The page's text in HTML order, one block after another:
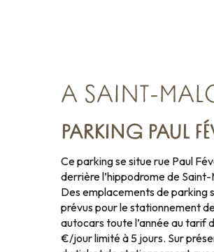
A SAINT-
PARKING PAUL
Ce parking se situe rue Paul
derrière l’hippodrome de Saint-
Des emplacements de parking
prévus pour le stationnement
autocars toute l’année au tarif
€/jour limité à 5 jours. Sur